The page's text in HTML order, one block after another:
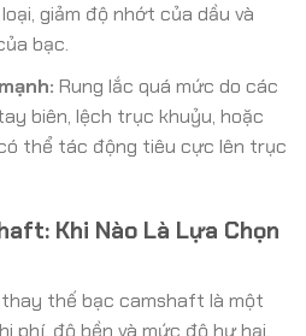
giảm độ nhớt của dầu và
bạc.
Rung lắc quá mức do các
biên, lệch trục khuỷu, hoặc
thể tác động tiêu cực lên trục
Khi Nào Là Lựa Chọn
thế bạc camshaft là một